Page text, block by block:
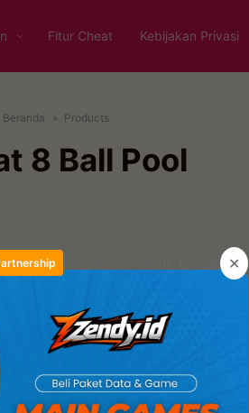
✕
Fitur Cheat Kebijakan Privasi
Beranda Products
8 Ball Pool